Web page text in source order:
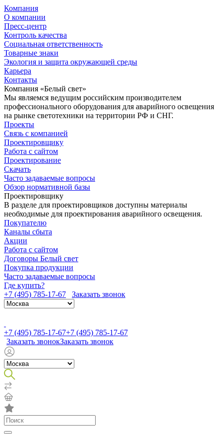
Компания
О компании
Пресс-центр
Контроль качества
Социальная ответственность
Товарные знаки
Экология и защита окружающей среды
Карьера
Контакты
Компания «Белый свет»
Мы являемся ведущим российским производителем
профессионального оборудования для аварийного освещения
на рынке светотехники на территории РФ и СНГ.
Проекты
Связь с компанией
Проектировщику
Работа с сайтом
Проектирование
Скачать
Часто задаваемые вопросы
Обзор нормативной базы
Проектировщику
В разделе для проектировщиков доступны материалы
необходимые для проектирования аварийного освещения.
Покупателю
Каналы сбыта
Акции
Работа с сайтом
Договоры Белый свет
Покупка продукции
Часто задаваемые вопросы
Где купить?
+7 (495) 785-17-67
Заказать звонок
+7 (495) 785-17-67+7 (495) 785-17-67
Заказать звонокЗаказать звонок